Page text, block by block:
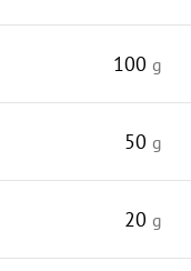
100 g
50 g
20 g